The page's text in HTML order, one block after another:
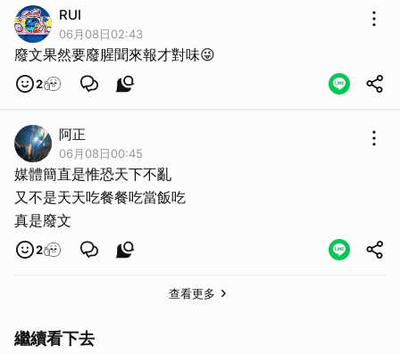
RUI
06月08日02:43
廢文果然要廢腥聞來報才對味😜
2
阿正
06月08日00:45
媒體簡直是惟恐天下不亂
又不是天天吃餐餐吃當飯吃
真是廢文
2
查看更多
繼續看下去